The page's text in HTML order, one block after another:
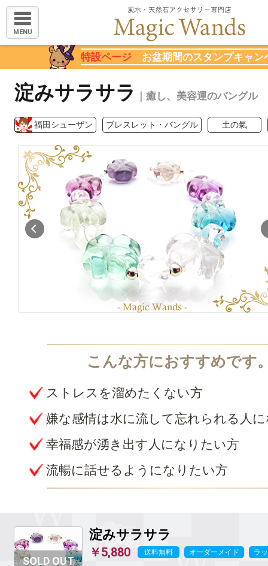
MENU
特設ページ お盆期間のスタンプキャン
淀みサラサラ ｜癒し、美容運のバングル
福田シューザン ブレスレット・バングル 土の氣
ストレスを溜めたくない方
嫌な感情は水に流して忘れられる人
幸福感が湧き出す人になりたい方
流暢に話せるようになりたい方
淀みサラサラ
￥5,880 送料無料 オーダーメイド ラ